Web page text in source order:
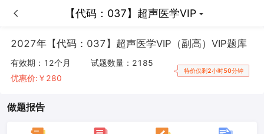
【代码：037】超声医学VIP
【代码：037】超声医学VIP
2027年【代码：037】超声医学VIP（副高）VIP题库
有效期： 12个月
优惠价:￥ 280
试题数量： 2185
特价仅剩2小时50分钟
做题报告